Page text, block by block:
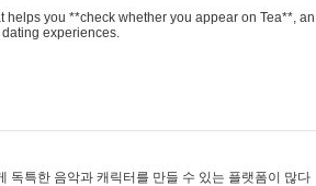
helps you **check whether you appear on Tea**, an
experiences.
독특한 음악과 캐릭터를 만들 수 있는 플랫폼이 많다